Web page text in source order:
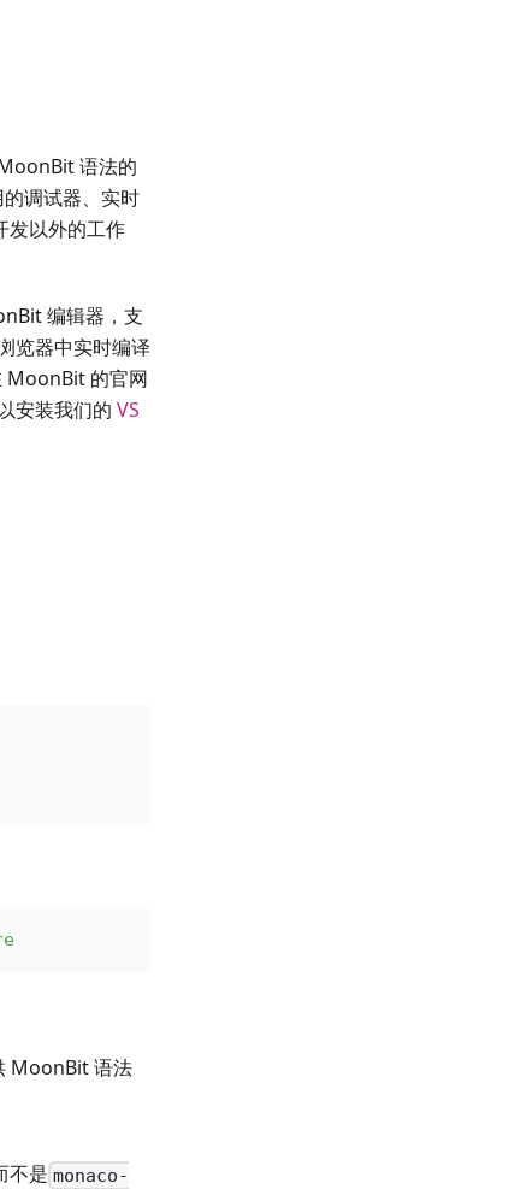
语法的
调试器、实时
发以外的工作
编辑器，支
览器中实时编译
MoonBit 的官网
安装我们的 VS
MoonBit 语法
不是 monaco-